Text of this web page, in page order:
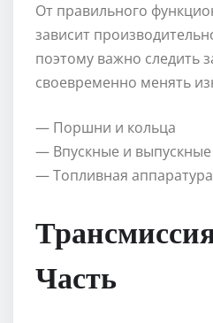
От правильного
зависит
поэтому важно следить
своевременно менять
— Поршни и кольца
— Впускные и
— Топливная аппаратура
Часть